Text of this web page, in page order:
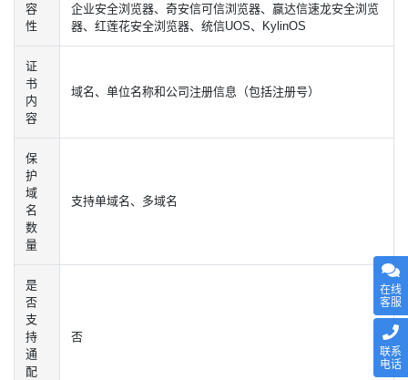
容
性
企业安全浏览器、奇安信可信浏览器、赢达信速龙安全浏览
器、红莲花安全浏览器、统信UOS、KylinOS
证
书
内
容
域名、单位名称和公司注册信息（包括注册号）
保
护
域
名
数
量
支持单域名、多域名
是
否
支
持
通
配
否
在线
客服
联系
电话